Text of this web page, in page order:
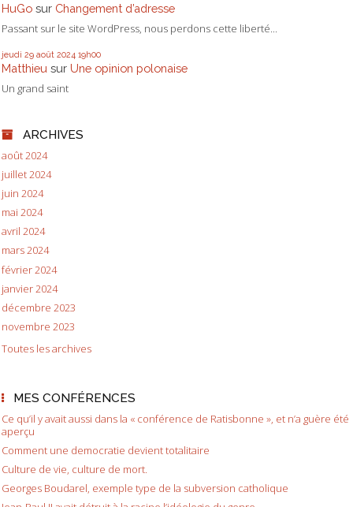
HuGo sur Changement d’adresse
Passant sur le site WordPress, nous perdons cette liberté...
jeudi 29 août 2024 19h00
Matthieu sur Une opinion polonaise
Un grand saint
ARCHIVES
août 2024
juillet 2024
juin 2024
mai 2024
avril 2024
mars 2024
février 2024
janvier 2024
décembre 2023
novembre 2023
Toutes les archives
MES CONFÉRENCES
Ce qu’il y avait aussi dans la « conférence de Ratisbonne », et n’a guère été
aperçu
Comment une democratie devient totalitaire
Culture de vie, culture de mort.
Georges Boudarel, exemple type de la subversion catholique